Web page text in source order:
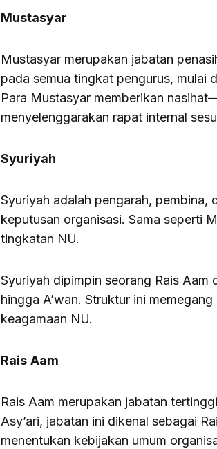
Mustasyar
Mustasyar merupakan jabatan
pada semua tingkat pengurus, mulai
Para Mustasyar memberikan
menyelenggarakan rapat internal
Syuriyah
Syuriyah adalah pengarah, pembina,
keputusan organisasi. Sama seperti
tingkatan NU.
Syuriyah dipimpin seorang Rais Aam
hingga A’wan. Struktur ini
keagamaan NU.
Rais Aam
Rais Aam merupakan jabatan
Asy’ari, jabatan ini dikenal sebagai
menentukan kebijakan umum